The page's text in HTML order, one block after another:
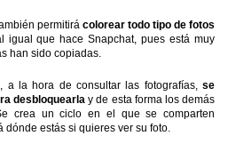
permitirá colorear todo tipo de fotos
igual que hace Snapchat, pues está muy
han sido copiadas.
a la hora de consultar las fotografías, se
desbloquearla y de esta forma los demás
crea un ciclo en el que se comparten
dónde estás si quieres ver su foto.